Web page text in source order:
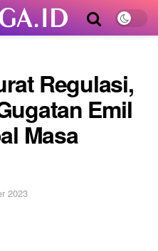
Regulasi,
Emil
Masa
2023